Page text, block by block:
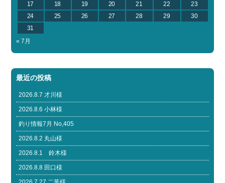
17
18 19 20 21 22
23
24
25 26 27 28 29
30
31
« 7月
最近の投稿
2026.8.7 才川様
2026.8.6 小林様
釣り情報7月 No,405
2026.8.2 丸山様
2026.8.1 鈴木様
2026.8.8 田口様